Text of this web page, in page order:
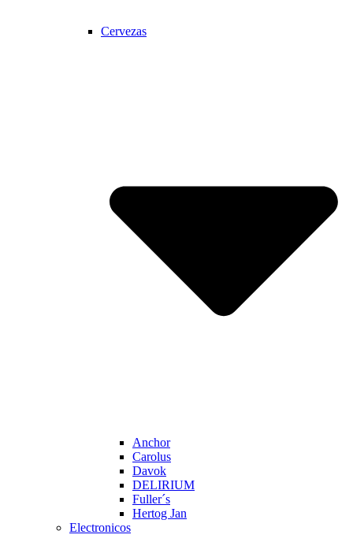
Cervezas
Anchor
Carolus
Davok
DELIRIUM
Fuller´s
Hertog Jan
Electronicos